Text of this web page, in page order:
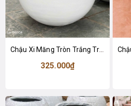
Chậu Xi Măng Tròn Trắng Trồng Cây Thiết Kế Hiện Đại - CXM048
325.000₫